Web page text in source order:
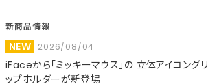
新商品情報
NEW 2026/08/04
iFaceから「ミッキーマウス」の 立体アイコングリ
ップホルダーが新登場